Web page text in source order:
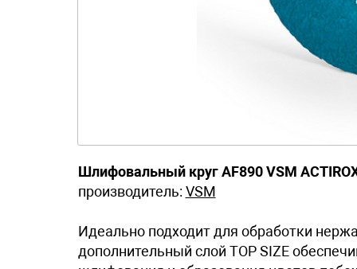
Шлифовальный круг AF890 VSM
производитель: VSM
Идеально подходит для обработки
дополнительный слой TOP SIZE